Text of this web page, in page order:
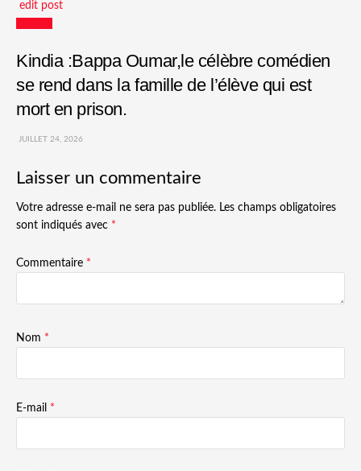
edit post
Kindia :Bappa Oumar,le célèbre comédien
se rend dans la famille de l’élève qui est
mort en prison.
JUILLET 24, 2026
Laisser un commentaire
Votre adresse e-mail ne sera pas publiée. Les champs obligatoires
sont indiqués avec *
Commentaire *
Nom *
E-mail *